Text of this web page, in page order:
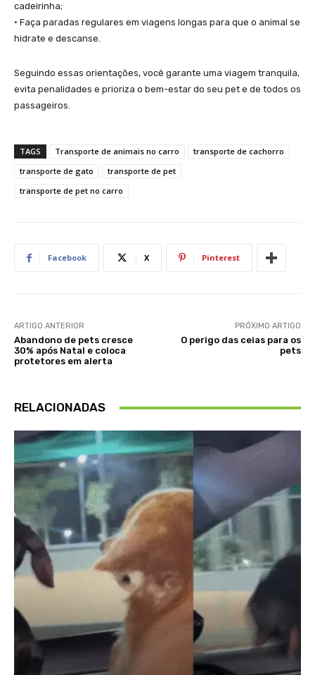
cadeirinha;
• Faça paradas regulares em viagens longas para que o animal se
hidrate e descanse.
Seguindo essas orientações, você garante uma viagem tranquila,
evita penalidades e prioriza o bem-estar do seu pet e de todos os
passageiros.
TAGS Transporte de animais no carro
transporte de cachorro
transporte de gato
transporte de pet
transporte de pet no carro
Facebook X Pinterest
ARTIGO ANTERIOR
Abandono de pets cresce
30% após Natal e coloca
protetores em alerta
PRÓXIMO ARTIGO
O perigo das ceias para os
pets
RELACIONADAS